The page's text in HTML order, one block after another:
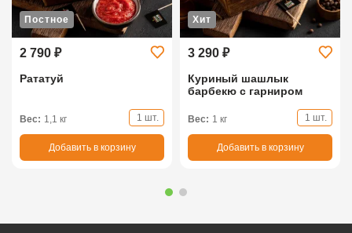
Постное
2 790 ₽
Рататуй
Вес: 1,1 кг 1 шт.
Добавить в корзину
Хит
3 290 ₽
Куриный шашлык
барбекю с гарниром
Вес: 1 кг 1 шт.
Добавить в корзину